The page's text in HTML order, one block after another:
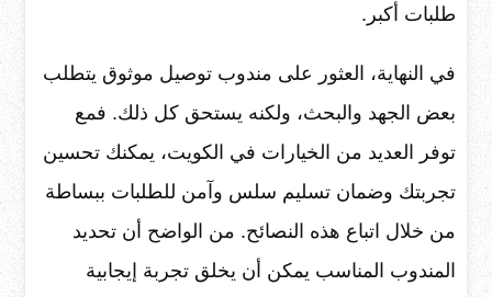
طلبات أكبر.
في النهاية، العثور على مندوب توصيل موثوق يتطلب
بعض الجهد والبحث، ولكنه يستحق كل ذلك. فمع
توفر العديد من الخيارات في الكويت، يمكنك تحسين
تجربتك وضمان تسليم سلس وآمن للطلبات ببساطة
من خلال اتباع هذه النصائح. من الواضح أن تحديد
المندوب المناسب يمكن أن يخلق تجربة إيجابية